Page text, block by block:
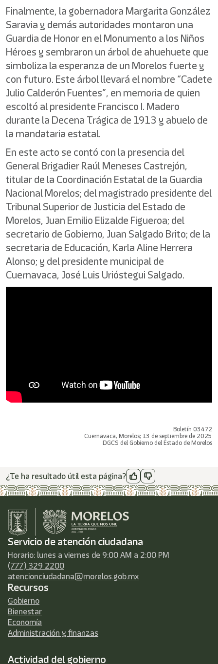
Finalmente, la gobernadora Margarita González
Saravia y demás autoridades montaron una
Guardia de Honor en el Monumento a los Niños
Héroes y sembraron un árbol de ahuehuete que
simboliza la esperanza de un Morelos fuerte y
con futuro. Este árbol llevará el nombre “Cadete
Julio Calderón Fuentes”, en memoria de quien
escoltó al presidente Francisco I. Madero
durante la Decena Trágica de 1913 y abuelo de
la mandataria estatal.
En este acto se contó con la presencia del
General Brigadier Raúl Meneses Castrejón,
titular de la Coordinación Estatal de la Guardia
Nacional Morelos; del magistrado presidente del
Tribunal Superior de Justicia del Estado de
Morelos, Juan Emilio Elizalde Figueroa; del
secretario de Gobierno, Juan Salgado Brito; de la
secretaria de Educación, Karla Aline Herrera
Alonso; y del presidente municipal de
Cuernavaca, José Luis Urióstegui Salgado.
Boletín 03472
Cuernavaca, Morelos; 13 de septiembre de 2025
DGCS del Gobierno del Estado de Morelos
¿Te ha resultado útil esta página?
Servicio de atención ciudadana
Horario: lunes a viernes de 9:00 AM a 2:00 PM
(777) 329 2200
atencionciudadana@morelos.gob.mx
Recursos
Gobierno
Bienestar
Economía
Administración y finanzas
Actividad del gobierno